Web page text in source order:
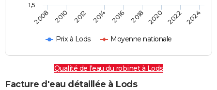
Prix à Lods Moyenne nationale
2008 2010 2012 2014 2016 2018 2020 2022 2024
1,5
Qualité de l'eau du robinet à Lods
Facture d'eau détaillée à Lods